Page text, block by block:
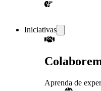
Iniciativas
Aprenda de